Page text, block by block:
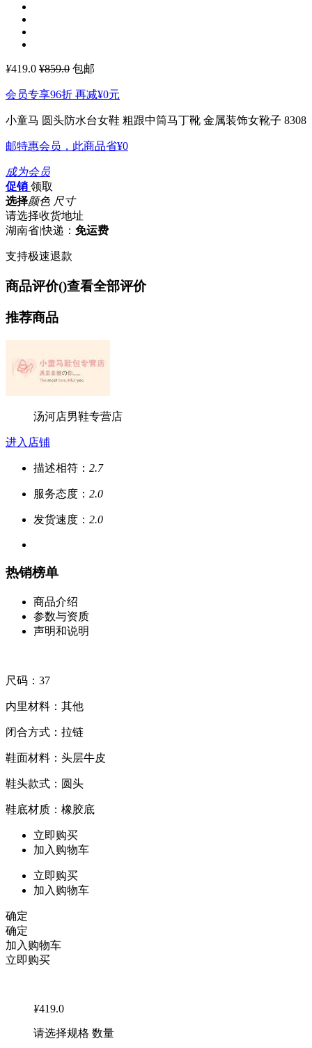
¥419.0 ¥859.0 包邮
会员专享96折 再减¥0元
小童马 圆头防水台女鞋 粗跟中筒马丁靴 金属装饰女靴子 8308
邮特惠会员，此商品省¥0
成为会员
促销 领取
选择颜色 尺寸
请选择收货地址
湖南省|快递： 免运费
支持极速退款
商品评价()查看全部评价
推荐商品
汤河店男鞋专营店
进入店铺
描述相符： 2.7
服务态度： 2.0
发货速度： 2.0
热销榜单
商品介绍
参数与资质
声明和说明
尺码：37
内里材料：其他
闭合方式：拉链
鞋面材料：头层牛皮
鞋头款式：圆头
鞋底材质：橡胶底
立即购买
加入购物车
立即购买
加入购物车
确定
确定
加入购物车
立即购买
¥419.0
请选择规格 数量